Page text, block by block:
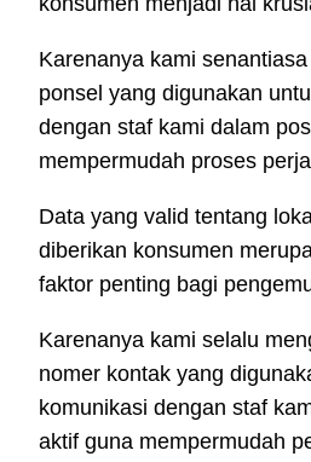
Karenanya kami
ponsel yang digunakan
dengan staf kami dalam
mempermudah proses
Data yang valid tentang
diberikan konsumen
faktor penting bagi
Karenanya kami selalu
nomer kontak yang
komunikasi dengan staf
aktif guna mempermudah